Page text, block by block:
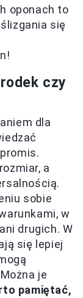
oponach to
się
czy
dla
a
sobie
w
drugich. W
się lepiej
je
pamiętać,